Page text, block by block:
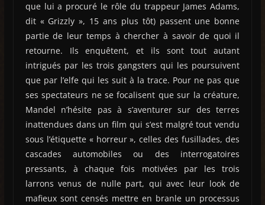
que lui a procuré le rôle du trappeur James Adams,
dit « Grizzly », 15 ans plus tôt) passent une bonne
partie de leur temps à chercher à savoir de quoi il
retourne. Ils enquêtent, et ils sont tout autant
intrigués par les trois gangsters qui les poursuivent
que par l’elfe qui les suit à la trace. Pour ne pas que
ses spectateurs ne se focalisent que sur la créature,
Mandel n’hésite pas à s’aventurer sur des terres
inattendues dans un film qui s’est malgré tout vendu
sous l’étiquette « horreur », celles des fusillades, des
cascades automobiles ou des interrogatoires
pressants, à chaque fois motivées par les trois
larrons venus de nulle part, qui avec leur look de
mafieux sont censés mettre en branle un processus